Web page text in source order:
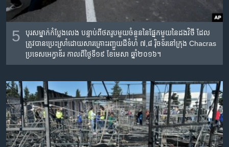
5
បុរស​ម្នាក់​កំប្លែង​លេង បន្ទាប់​ពី​ថត​រូប​មួយ​ចំនួន​នៃ​ផ្នែក​មួយ​នៃ​ដងវិថី​ ដែល​
ត្រូវ​បាន​ប្រេះស្រាំ​ដោយ​សារ​គ្រោះរញ្ជួយដី​ទំហំ ៧,៨ រ៉ិចទ័រ​នៅ​ក្រុង Chacras
ប្រទេស​អេក្វាឌ័រ កាល​ពី​ថ្ងៃទី១៩ ខែ​មេសា ឆ្នាំ​២០១៦។